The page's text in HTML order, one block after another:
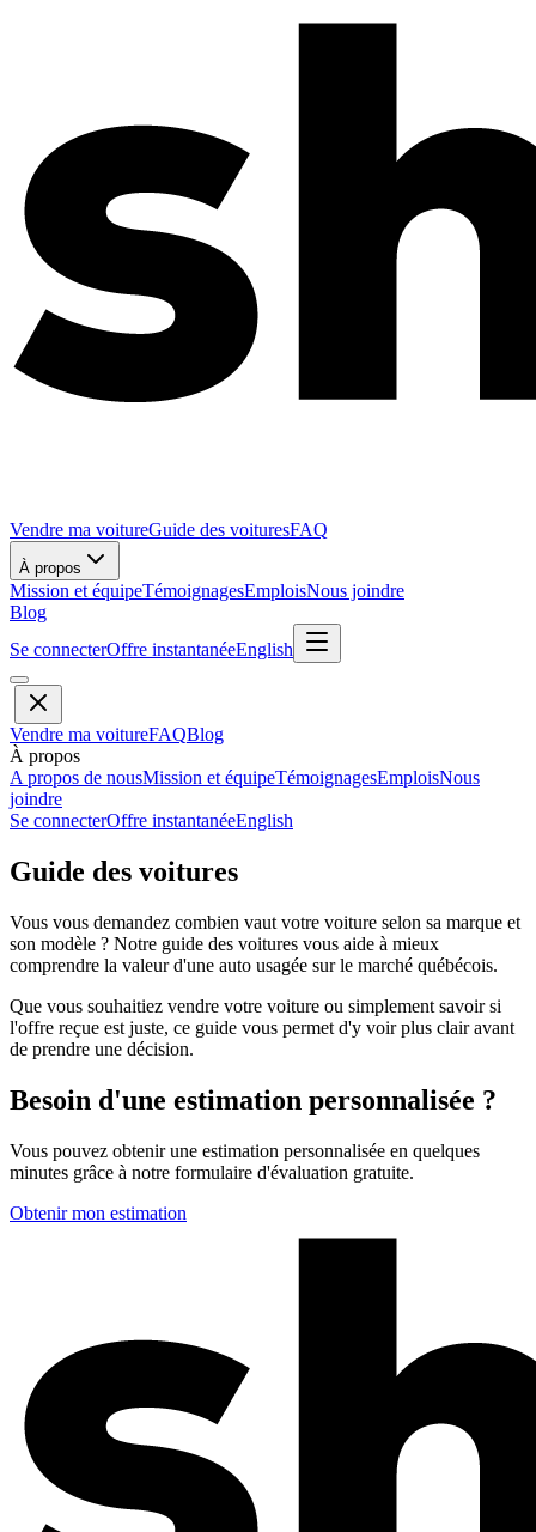
Vendre ma voitureGuide des voituresFAQ
À propos
Mission et équipeTémoignagesEmploisNous joindre
Blog
Se connecterOffre instantanéeEnglish
Vendre ma voitureFAQBlog
À propos
A propos de nousMission et équipeTémoignagesEmploisNous
joindre
Se connecterOffre instantanéeEnglish
Guide des voitures
Vous vous demandez combien vaut votre voiture selon sa marque et
son modèle ? Notre guide des voitures vous aide à mieux
comprendre la valeur d'une auto usagée sur le marché québécois.
Que vous souhaitiez vendre votre voiture ou simplement savoir si
l'offre reçue est juste, ce guide vous permet d'y voir plus clair avant
de prendre une décision.
Besoin d'une estimation personnalisée ?
Vous pouvez obtenir une estimation personnalisée en quelques
minutes grâce à notre formulaire d'évaluation gratuite.
Obtenir mon estimation